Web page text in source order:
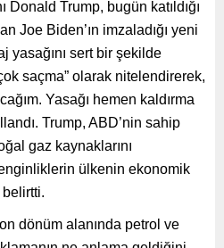
Donald Trump, bugün katıldığı
Joe Biden’ın imzaladığı yeni
yasağını sert bir şekilde
saçma” olarak nitelendirerek,
Yasağı hemen kaldırma
Trump, ABD’nin sahip
gaz kaynaklarını
ülkenin ekonomik
belirtti.
dönüm alanında petrol ve